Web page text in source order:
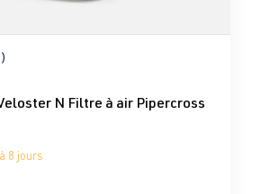
0 sur 5 étoiles
N Filtre à air Pipercross
8 jours